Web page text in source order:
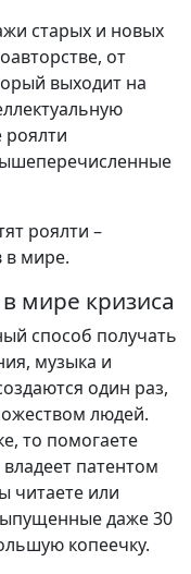
старых и новых
от
выходит на
роялти
роялти –
в мире.
мире кризиса
способ получать
музыка и
один раз,
людей.
то помогаете
патентом
читаете или
даже 30
копеечку.